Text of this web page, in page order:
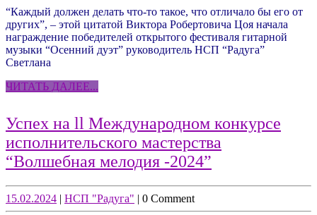
“Осенний
дуэт”
“Каждый должен делать что-то такое, что отличало бы его от
других”, – этой цитатой Виктора Робертовича Цоя начала
награждение победителей открытого фестиваля гитарной
музыки “Осенний дуэт” руководитель НСП “Радуга”
Светлана
ЧИТАТЬ ДАЛЕЕ...
Успех на ll Международном конкурсе
исполнительского мастерства
“Волшебная мелодия -2024”
15.02.202415.02.2024
| НСП "Радуга" НСП
"Радуга"
| 0 Comment